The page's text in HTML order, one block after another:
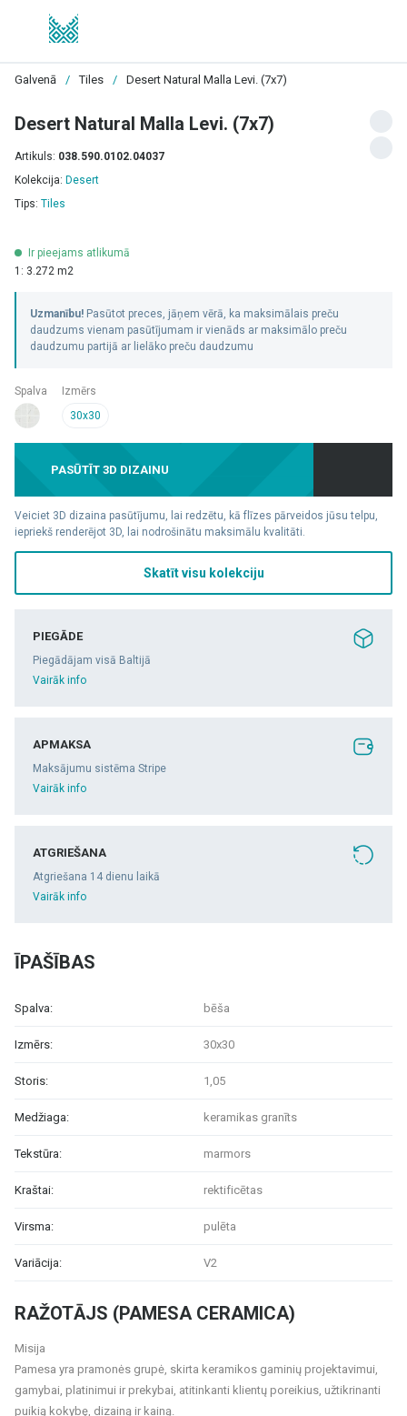
Galvenā / Tiles / Desert Natural Malla Levi. (7x7)
RAŽOTĀJS (PAMESA CERAMICA)
Misija
Pamesa yra pramonės grupė, skirta keramikos gaminių projektavimui,
gamybai, platinimui ir prekybai, atitinkanti klientų poreikius, užtikrinanti
puikią kokybę, dizainą ir kainą.
Desert Natural Malla Levi. (7x7)
Artikuls: 038.590.0102.04037
Kolekcija: Desert
Tips: Tiles
Ir pieejams atlikumā
1: 3.272 m2
Uzmanību! Pasūtot preces, jāņem vērā, ka maksimālais preču
daudzums vienam pasūtījumam ir vienāds ar maksimālo preču
daudzumu partijā ar lielāko preču daudzumu
Spalva
Izmērs
30x30
PASŪTĪT 3D DIZAINU
Veiciet 3D dizaina pasūtījumu, lai redzētu, kā flīzes pārveidos jūsu telpu,
iepriekš renderējot 3D, lai nodrošinātu maksimālu kvalitāti.
Skatīt visu kolekciju
PIEGĀDE
Piegādājam visā Baltijā
Vairāk info
APMAKSA
Maksājumu sistēma Stripe
Vairāk info
ATGRIEŠANA
Atgriešana 14 dienu laikā
Vairāk info
ĪPAŠĪBAS
Spalva: bēša
Izmērs: 30x30
Storis: 1,05
Medžiaga: keramikas granīts
Tekstūra: marmors
Kraštai: rektificētas
Virsma: pulēta
Variācija: V2